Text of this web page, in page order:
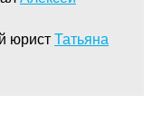
юрист Татьяна